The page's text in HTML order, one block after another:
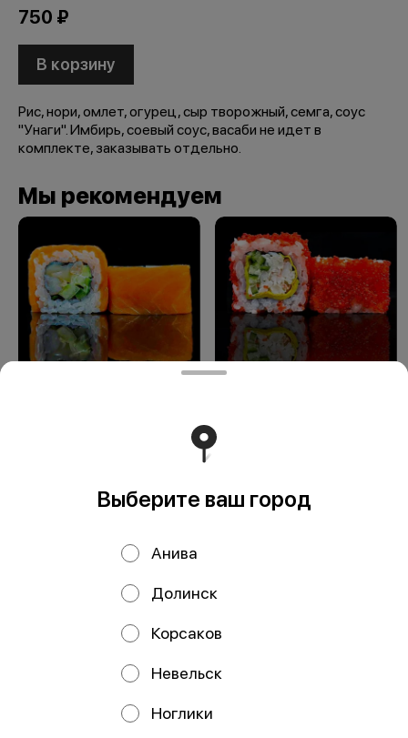
750 ₽
В корзину
Рис, нори, омлет, огурец, сыр творожный, семга, соус
"Унаги". Имбирь, соевый соус, васаби не идет в
комплекте, заказывать отдельно.
Мы рекомендуем
крабом
ООО "МЕГАБЕРЕЗКА.КОМ" Юридический адрес:
693005, Сахалинская область, г. Южно-Сахалинск, ул.
ОГРН 1196501005799 Расчетный счет
40702810350340004382 ДАЛЬНЕВОСТОЧНЫЙ БАНК
30101810600000000608
Политика конфиденциальности
Выберите ваш город
Анива
Долинск
Корсаков
Невельск
Ноглики